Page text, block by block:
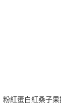
粉紅蛋白紅桑子